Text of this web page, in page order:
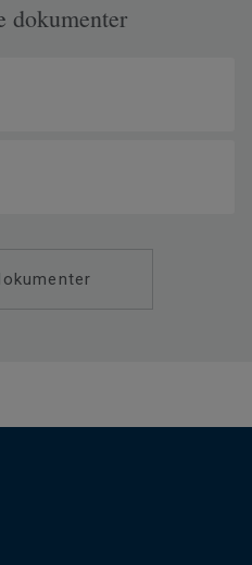
9
4 sides
20.05
dokumenter